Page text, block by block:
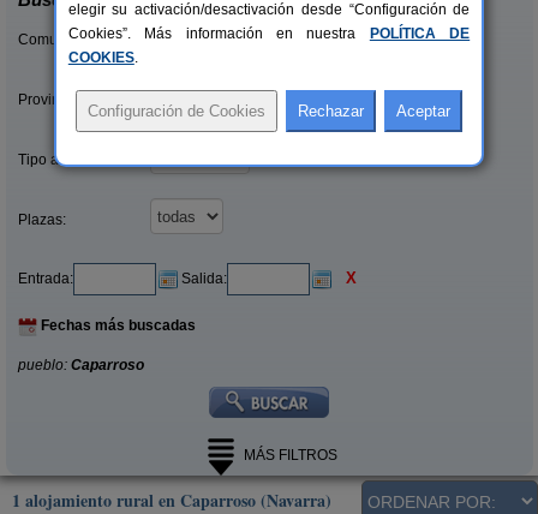
Comunidades:
Provincias/Islas:
Tipo alquiler:
Plazas:
Entrada: Salida: X
Fechas más buscadas
pueblo: Caparroso
MÁS FILTROS
1 alojamiento rural en Caparroso (Navarra)
elegir su activación/desactivación desde “Configuración de
Cookies”. Más información en nuestra
POLÍTICA DE
COOKIES.